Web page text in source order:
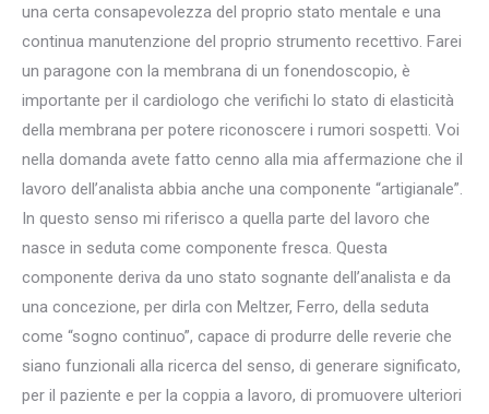
una certa consapevolezza del proprio stato mentale e una
continua manutenzione del proprio strumento recettivo. Farei
un paragone con la membrana di un fonendoscopio, è
importante per il cardiologo che verifichi lo stato di elasticità
della membrana per potere riconoscere i rumori sospetti. Voi
nella domanda avete fatto cenno alla mia affermazione che il
lavoro dell’analista abbia anche una componente “artigianale”.
In questo senso mi riferisco a quella parte del lavoro che
nasce in seduta come componente fresca. Questa
componente deriva da uno stato sognante dell’analista e da
una concezione, per dirla con Meltzer, Ferro, della seduta
come “sogno continuo”, capace di produrre delle reverie che
siano funzionali alla ricerca del senso, di generare significato,
per il paziente e per la coppia a lavoro, di promuovere ulteriori